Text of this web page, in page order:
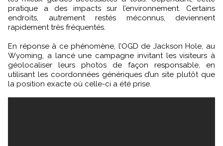
pratique a des impacts sur l’environnement. Certains
endroits, autrement restés méconnus, deviennent
rapidement très fréquentés.
En réponse à ce phénomène, l’OGD de Jackson Hole, au
Wyoming, a lancé une campagne invitant les visiteurs à
géolocaliser leurs photos de façon responsable, en
utilisant les coordonnées génériques d’un site plutôt que
la position exacte où celle-ci a été prise.